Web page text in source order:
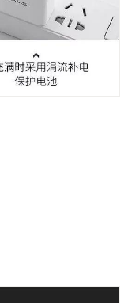
自定义
6位以上